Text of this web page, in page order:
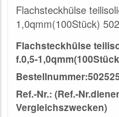
Flachsteckhülse
1,0qmm(100Stück)
Flachsteckhülse
f.0,5-
Ref.-Nr.: (Ref.-
Vergleichszwecken)